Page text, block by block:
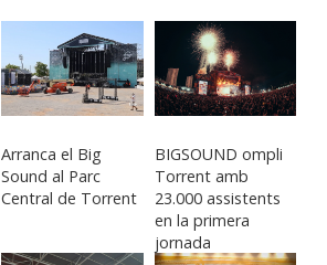
Arranca el Big
Sound al Parc
Central de Torrent
BIGSOUND ompli
Torrent amb
23.000 assistents
en la primera
jornada